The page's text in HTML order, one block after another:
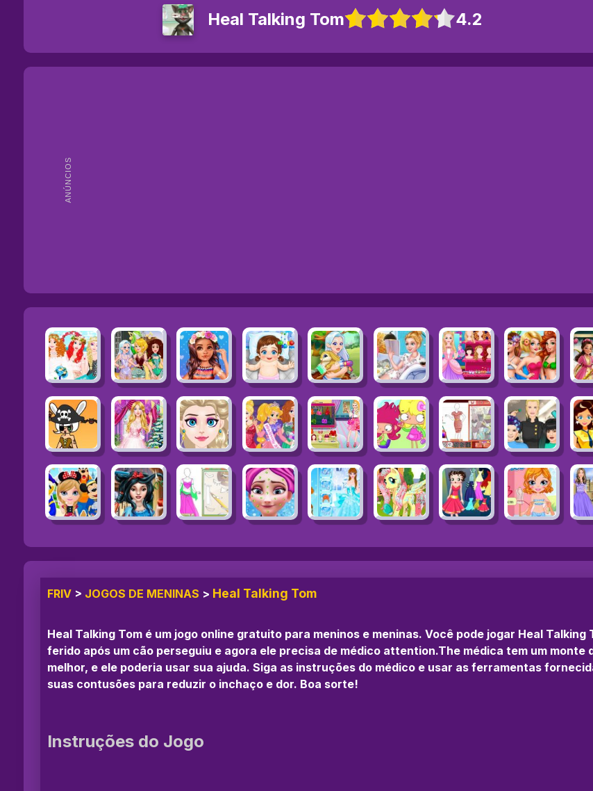
ANÚNCIOS
Heal Talking Tom 4.2
FRIV > JOGOS DE MENINAS > Heal Talking Tom
Heal Talking Tom é um jogo online gratuito para meninos e meninas. Você pode jogar Heal
ferido após um cão perseguiu e agora ele precisa de médico attention.The médica tem um
melhor, e ele poderia usar sua ajuda. Siga as instruções do médico e usar as ferramentas
suas contusões para reduzir o inchaço e dor. Boa sorte!
Instruções do Jogo